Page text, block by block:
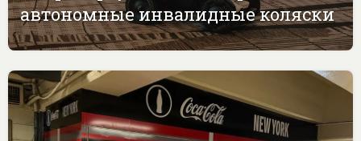
автономные инвалидные коляски